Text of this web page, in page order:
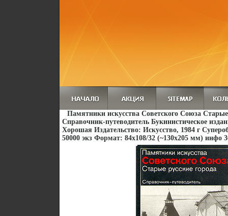
Памятники искусства Советского Союза Старые
Справочник-путеводитель Букинистическое
Хорошая Издательство: Искусство, 1984 г
50000 экз Формат: 84x108/32 (~130х205 мм) инфо